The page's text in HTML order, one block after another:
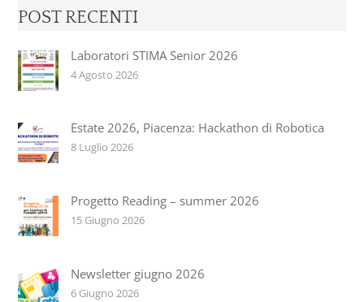
POST RECENTI
Laboratori STIMA Senior 2026
4 Agosto 2026
Estate 2026, Piacenza: Hackathon di Robotica
8 Luglio 2026
Progetto Reading – summer 2026
15 Giugno 2026
Newsletter giugno 2026
6 Giugno 2026